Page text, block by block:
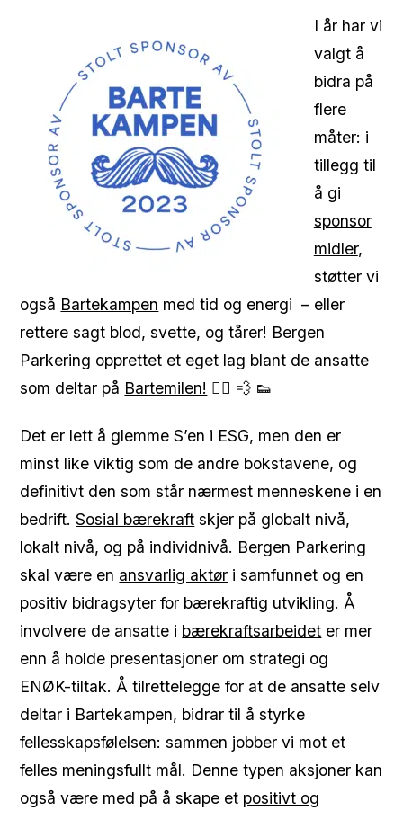
I år har vi
valgt å
bidra på
flere
måter: i
tillegg til
å gi
sponsor
midler,
støtter vi
også Bartekampen med tid og energi – eller
rettere sagt blod, svette, og tårer! Bergen
Parkering opprettet et eget lag blant de ansatte
som deltar på Bartemilen! 🏃‍♀️ 💨 👟
Det er lett å glemme S’en i ESG, men den er
minst like viktig som de andre bokstavene, og
definitivt den som står nærmest menneskene i en
bedrift.Sosial bærekraft skjer på globalt nivå,
lokalt nivå, og på individnivå. Bergen Parkering
skal være en ansvarlig aktør i samfunnet og en
positiv bidragsyter for bærekraftig utvikling. Å
involvere de ansatte i bærekraftsarbeidet er mer
enn å holde presentasjoner om strategi og
ENØK-tiltak. Å tilrettelegge for at de ansatte selv
deltar i Bartekampen, bidrar til å styrke
fellesskapsfølelsen: sammen jobber vi mot et
felles meningsfullt mål. Denne typen aksjoner kan
også være med på å skape et positivt og